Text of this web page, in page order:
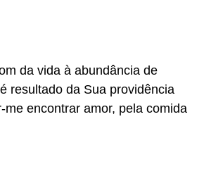
da vida à abundância de
resultado da Sua providência
encontrar amor, pela comida